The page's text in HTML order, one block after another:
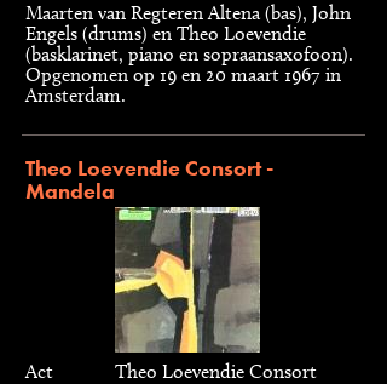
Maarten van Regteren Altena (bas), John
Engels (drums) en Theo Loevendie
(basklarinet, piano en sopraansaxofoon).
Opgenomen op 19 en 20 maart 1967 in
Amsterdam.
Theo Loevendie Consort -
Mandela
Act
Theo Loevendie Consort